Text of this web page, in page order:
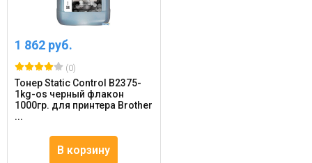
1 862 руб.
(0)
Тонер Static Control B2375-
1kg-os черный флакон
1000гр. для принтера Brother
...
В корзину